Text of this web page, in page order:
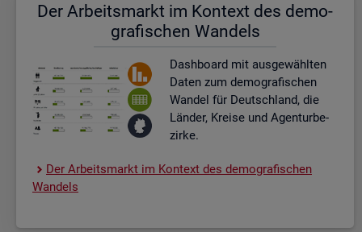
Der Ar­beits­markt im Kon­text des de­mo­
gra­fi­schen Wan­dels
Dash­board mit aus­ge­wähl­ten
Daten zum de­mo­gra­fi­schen
Wan­del für Deutsch­land, die
Län­der, Krei­se und Agen­tur­be­
zir­ke.
Der Ar­beits­markt im Kon­text des de­mo­gra­fi­schen
Wan­dels